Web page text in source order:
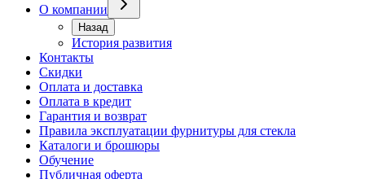
О компании
Назад
История развития
Контакты
Скидки
Оплата и доставка
Оплата в кредит
Гарантия и возврат
Правила эксплуатации фурнитуры для стекла
Каталоги и брошюры
Обучение
Публичная оферта